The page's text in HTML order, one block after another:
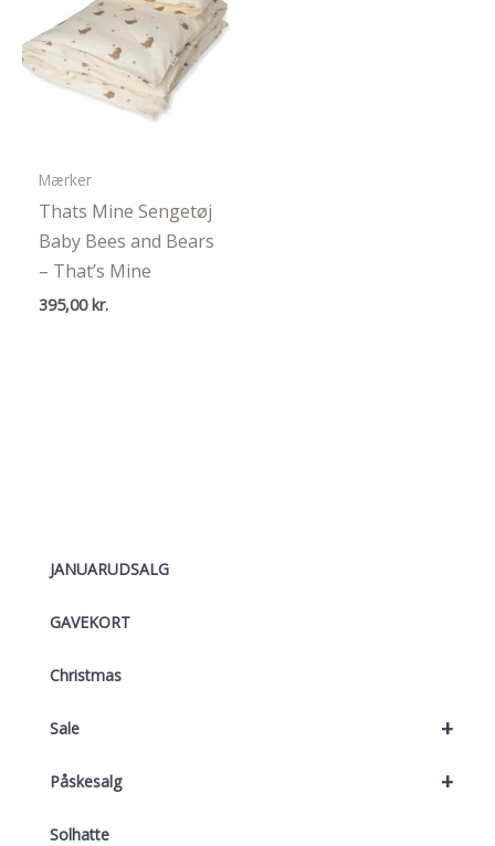
JANUARUDSALG
GAVEKORT
Christmas
+
Sale
+
Påskesalg
Solhatte
Mærker
Thats Mine Sengetøj
Baby Bees and Bears
– That’s Mine
395,00kr.